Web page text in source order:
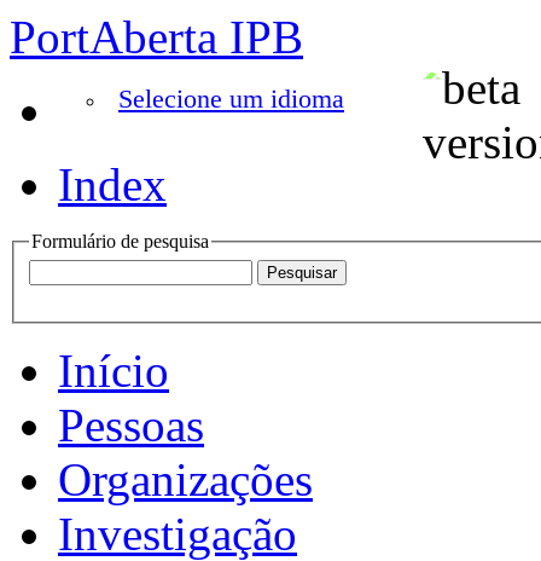
PortAberta IPB
Selecione um idioma
Index
Formulário de pesquisa
Início
Pessoas
Organizações
Investigação